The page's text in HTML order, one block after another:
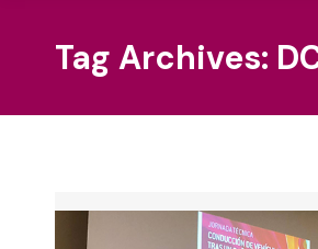
Tag Archives: